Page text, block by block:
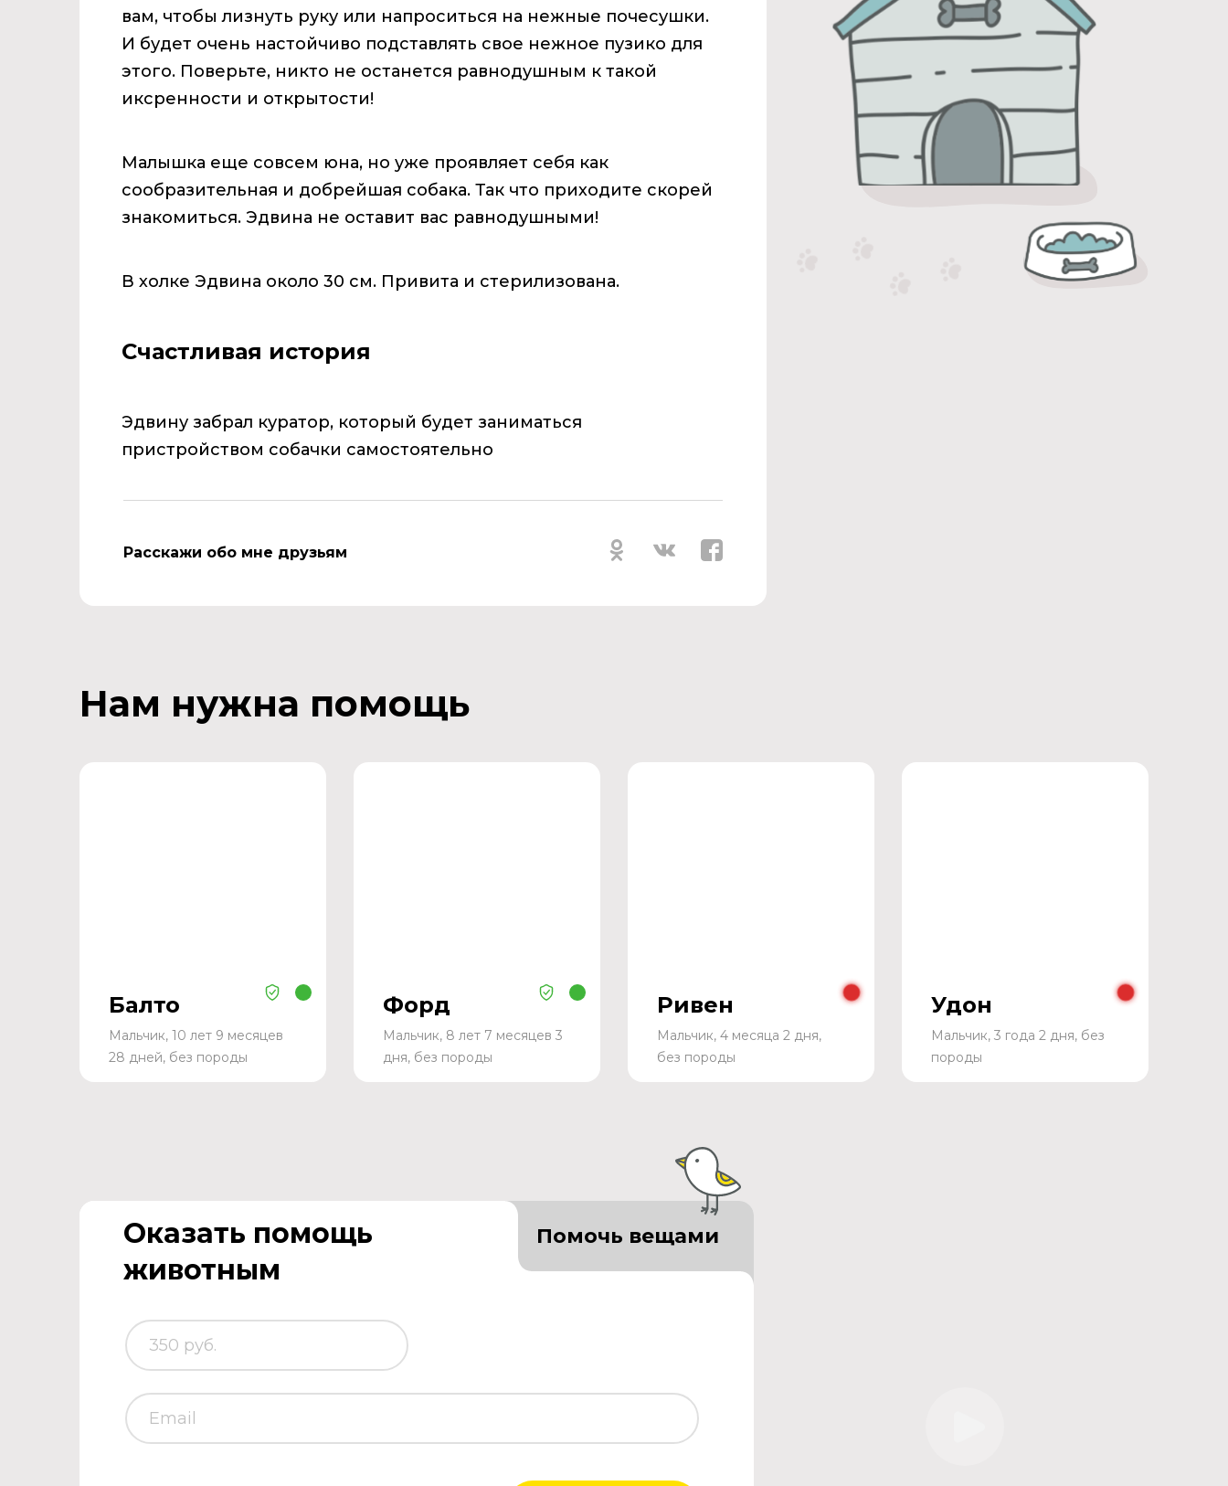
вам, чтобы лизнуть руку или напроситься на нежные почесушки.
И будет очень настойчиво подставлять свое нежное пузико для
этого. Поверьте, никто не останется равнодушным к такой
иксренности и открытости!
Малышка еще совсем юна, но уже проявляет себя как
сообразительная и добрейшая собака. Так что приходите скорей
знакомиться. Эдвина не оставит вас равнодушными!
В холке Эдвина около 30 см. Привита и стерилизована.
Счастливая история
Эдвину забрал куратор, который будет заниматься
пристройством собачки самостоятельно
Расскажи обо мне друзьям
Нам нужна помощь
Балто
Мальчик, 10 лет 9 месяцев
28 дней, без породы
Форд
Мальчик, 8 лет 7 месяцев 3
дня, без породы
Ривен
Мальчик, 4 месяца 2 дня,
без породы
Удон
Мальчик, 3 года 2 дня, без
породы
Оказать помощь
животным
Помочь вещами